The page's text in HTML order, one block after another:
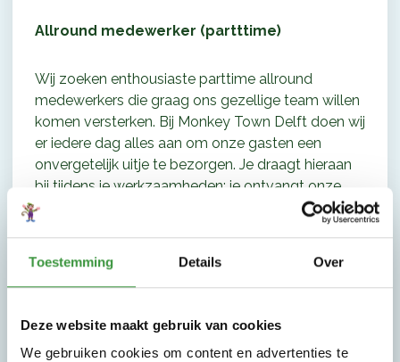
Toestemming Details Over
Deze website maakt gebruik van cookies
We gebruiken cookies om content en advertenties te
Allround medewerker (partttime)
Wij zoeken enthousiaste parttime allround
medewerkers die graag ons gezellige team willen
komen versterken. Bij Monkey Town Delft doen wij
er iedere dag alles aan om onze gasten een
onvergetelijk uitje te bezorgen. Je draagt hieraan
bij tijdens je werkzaamheden: je ontvangt onze
gasten aan de balie en je bent het eerste
aanspreekpunt, zorgt dat de speeltuin er schoon
te zorgen dat iedereen veilig en aangenaam kan
spelen. Ben je minimaal één weekenddag per
delft@monkeytown.eu